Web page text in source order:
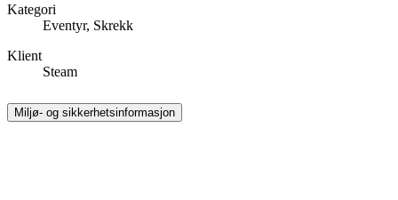
Kategori
Eventyr, Skrekk
Klient
Steam
Miljø- og sikkerhetsinformasjon